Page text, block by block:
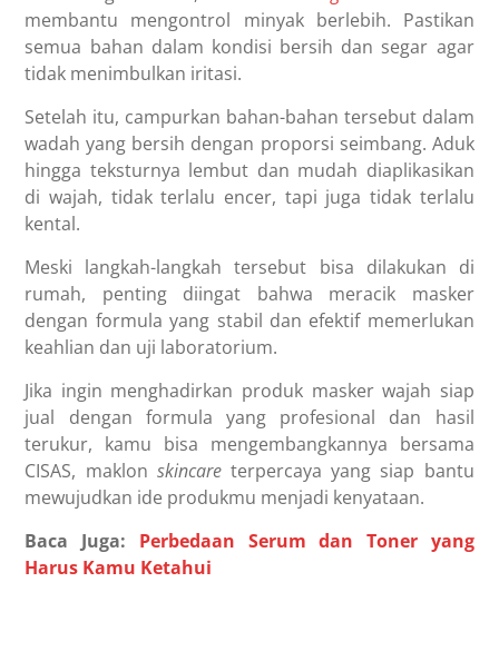
membantu mengontrol minyak berlebih. Pastikan
semua bahan dalam kondisi bersih dan segar agar
tidak menimbulkan iritasi.
Setelah itu, campurkan bahan-bahan tersebut dalam
wadah yang bersih dengan proporsi seimbang. Aduk
hingga teksturnya lembut dan mudah diaplikasikan
di wajah, tidak terlalu encer, tapi juga tidak terlalu
kental.
Meski langkah-langkah tersebut bisa dilakukan di
rumah, penting diingat bahwa meracik masker
dengan formula yang stabil dan efektif memerlukan
keahlian dan uji laboratorium.
Jika ingin menghadirkan produk masker wajah siap
jual dengan formula yang profesional dan hasil
terukur, kamu bisa mengembangkannya bersama
CISAS, maklon skincare terpercaya yang siap bantu
mewujudkan ide produkmu menjadi kenyataan.
Baca Juga: Perbedaan Serum dan Toner yang
Harus Kamu Ketahui